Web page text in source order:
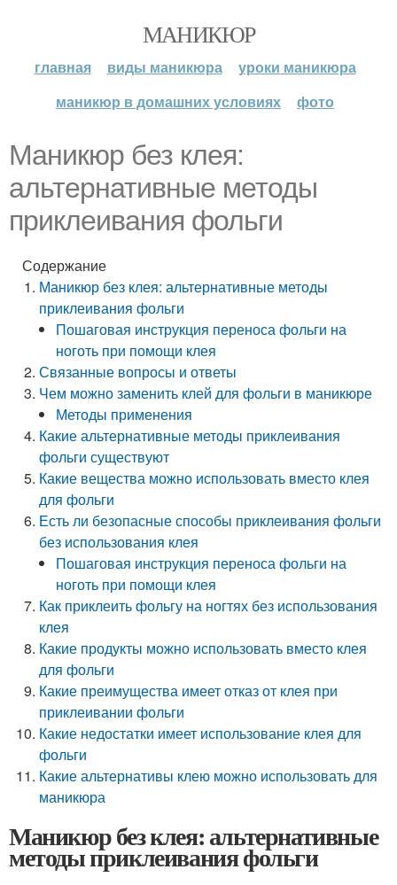
МАНИКЮР
главная виды маникюра
уроки маникюра
маникюр в домашних условиях
фото
Маникюр без клея:
альтернативные методы
приклеивания фольги
Содержание
Маникюр без клея: альтернативные методы
приклеивания фольги
Пошаговая инструкция переноса фольги на
ноготь при помощи клея
Связанные вопросы и ответы
Чем можно заменить клей для фольги в маникюре
Методы применения
Какие альтернативные методы приклеивания
фольги существуют
Какие вещества можно использовать вместо клея
для фольги
Есть ли безопасные способы приклеивания фольги
без использования клея
Пошаговая инструкция переноса фольги на
ноготь при помощи клея
Как приклеить фольгу на ногтях без использования
клея
Какие продукты можно использовать вместо клея
для фольги
Какие преимущества имеет отказ от клея при
приклеивании фольги
Какие недостатки имеет использование клея для
фольги
Какие альтернативы клею можно использовать для
маникюра
Маникюр без клея: альтернативные
методы приклеивания фольги